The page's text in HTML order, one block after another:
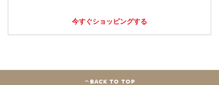
今すぐショッピングする
BACK TO TOP